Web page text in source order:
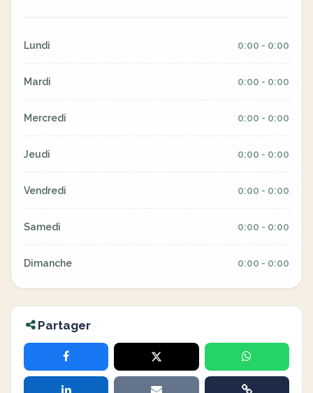
Lundi 0:00 - 0:00
Mardi 0:00 - 0:00
Mercredi 0:00 - 0:00
Jeudi 0:00 - 0:00
Vendredi 0:00 - 0:00
Samedi 0:00 - 0:00
Dimanche 0:00 - 0:00
Partager